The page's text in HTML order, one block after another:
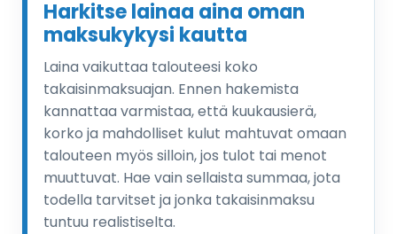
Harkitse lainaa aina oman
maksukykysi kautta
Laina vaikuttaa talouteesi koko
takaisinmaksuajan. Ennen hakemista
kannattaa varmistaa, että kuukausierä,
korko ja mahdolliset kulut mahtuvat omaan
talouteen myös silloin, jos tulot tai menot
muuttuvat. Hae vain sellaista summaa, jota
todella tarvitset ja jonka takaisinmaksu
tuntuu realistiselta.